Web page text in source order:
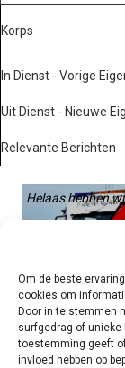
Om de beste
cookies om
Door in te stemmen
surfgedrag of unieke
toestemming geeft
invloed hebben op
Korps
In Dienst - Vorige
Uit Dienst - Nieuwe
Relevante Berichten
Helaas hebben
Graag gebruiken